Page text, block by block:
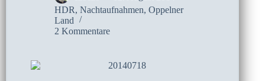
HDR, Nachtaufnahmen, Oppelner
Land
2 Kommentare